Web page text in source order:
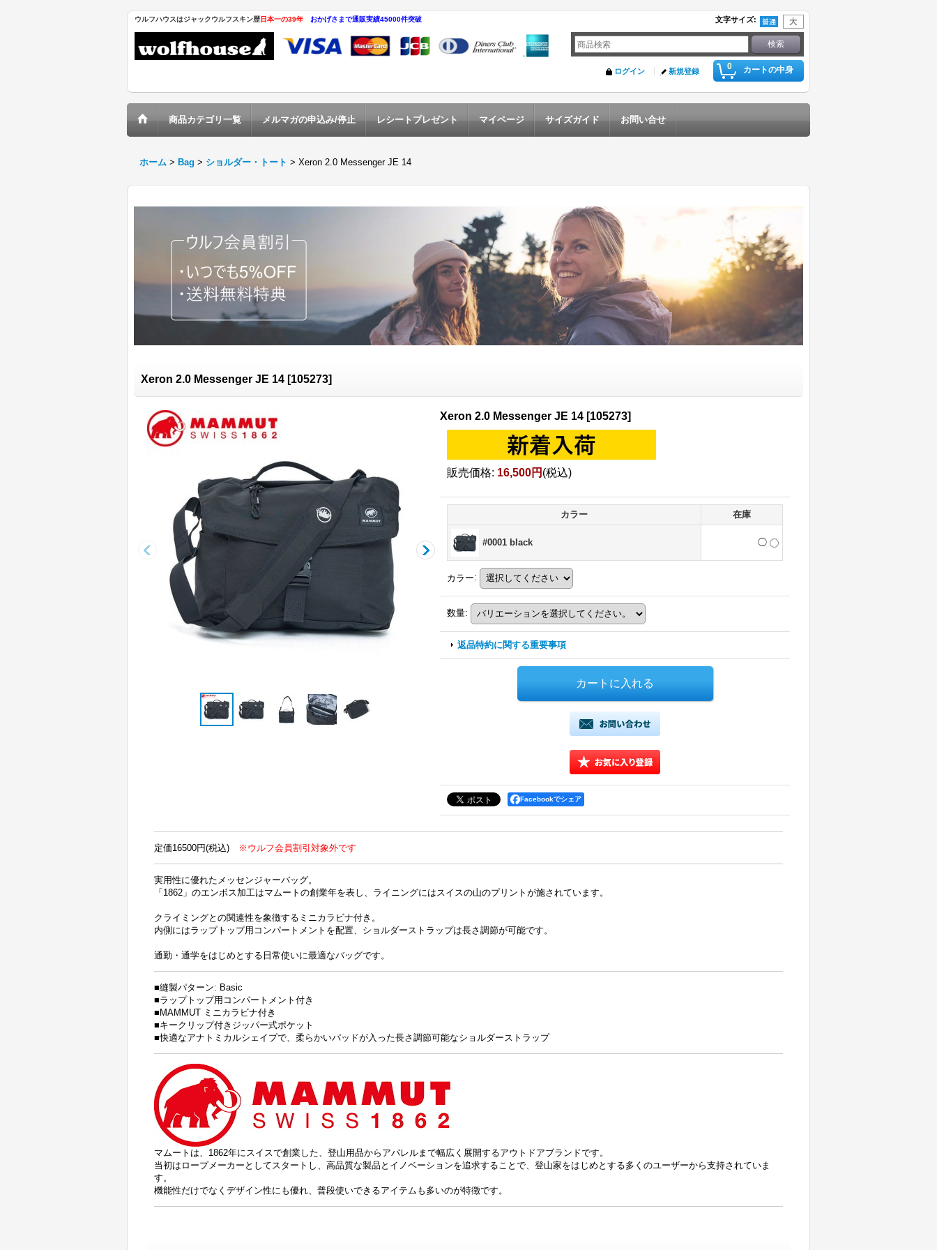
ウルフハウスはジャックウルフスキン歴日本一の39年 おかげさまで通販実績45000件突破 文字サイズ:
0 カートの中身
ログイン 新規登録
商品カテゴリ一覧 メルマガの申込み/停止 レシートプレゼント マイページ サイズガイド お問い合せ
ホーム > Bag > ショルダー・トート > Xeron 2.0 Messenger JE 14
Xeron 2.0 Messenger JE 14 [105273]
Xeron 2.0 Messenger JE 14 [105273]
販売価格: 16,500円 (税込)
カラー 在庫
#0001 black ◯
カラー:
数量:
返品特約に関する重要事項
Facebookでシェア
定価16500円(税込) ※ウルフ会員割引対象外です
実用性に優れたメッセンジャーバッグ。
「1862」のエンボス加工はマムートの創業年を表し、ライニングにはスイスの山のプリントが施されています。
クライミングとの関連性を象徴するミニカラビナ付き。
内側にはラップトップ用コンパートメントを配置、ショルダーストラップは長さ調節が可能です。
通勤・通学をはじめとする日常使いに最適なバッグです。
■縫製パターン: Basic
■ラップトップ用コンパートメント付き
■MAMMUT ミニカラビナ付き
■キークリップ付きジッパー式ポケット
■快適なアナトミカルシェイプで、柔らかいパッドが入った長さ調節可能なショルダーストラップ
マムートは、1862年にスイスで創業した、登山用品からアパレルまで幅広く展開するアウトドアブランドです。
当初はロープメーカーとしてスタートし、高品質な製品とイノベーションを追求することで、登山家をはじめとする多くのユーザーから支持されていま
す。
機能性だけでなくデザイン性にも優れ、普段使いできるアイテムも多いのが特徴です。